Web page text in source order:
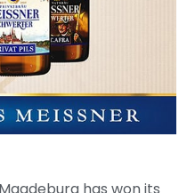
has won its